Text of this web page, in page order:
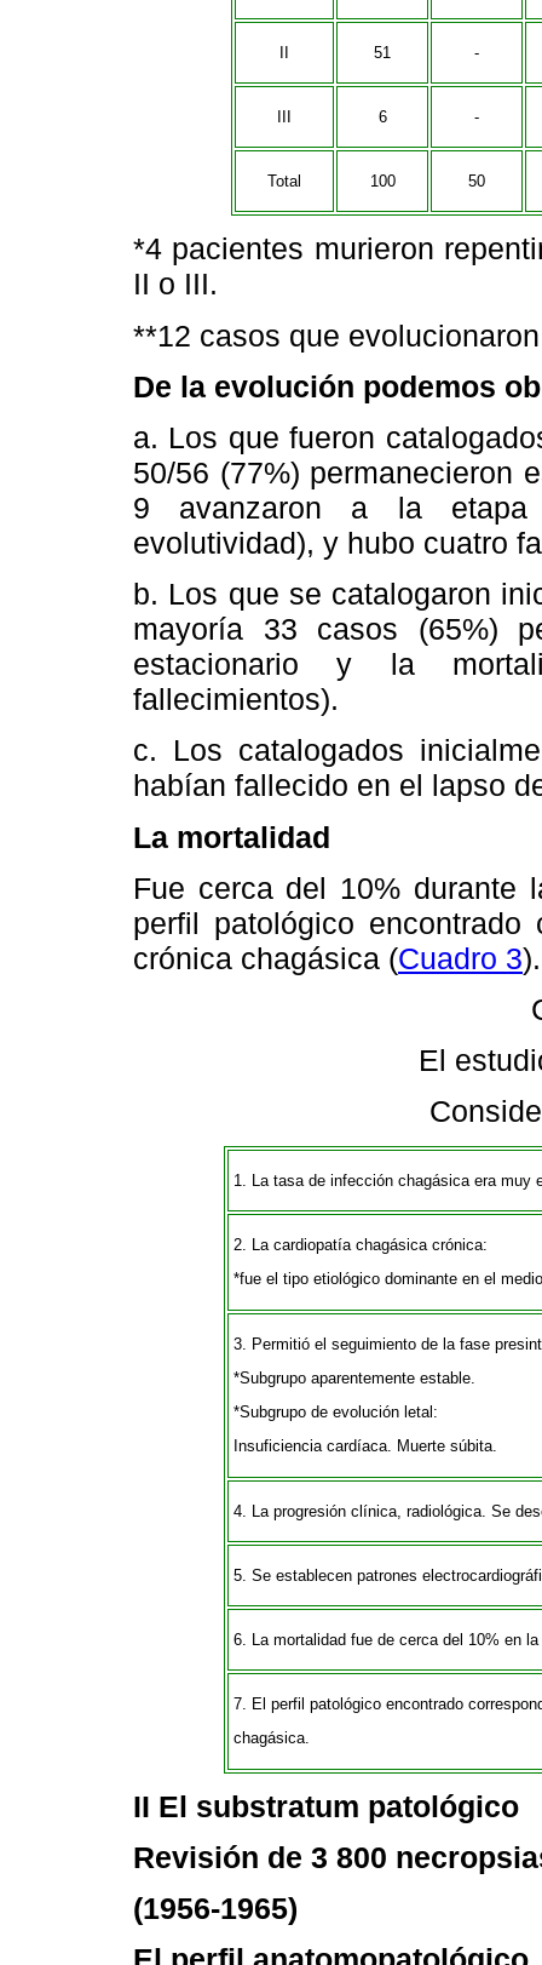
51 -
6 -
Total 100 50
*4 pacientes murieron
II o III.
**12 casos que
De la evolución podemos
a. Los que fueron
50/56 (77%) permanecieron
9 avanzaron a la etapa
evolutividad), y hubo cuatro
b. Los que se catalogaron
mayoría 33 casos (65%)
estacionario y la
fallecimientos).
c. Los catalogados
habían fallecido en el lapso
La mortalidad
Fue cerca del 10% durante
perfil patológico
crónica chagásica (Cuadro 3).
El
1. La tasa de infección chagásica era muy
2. La cardiopatía chagásica crónica:
*fue el tipo etiológico dominante en el
3. Permitió el seguimiento de la fase
*Subgrupo aparentemente estable.
*Subgrupo de evolución letal:
Insuficiencia cardíaca. Muerte súbita.
4. La progresión clínica, radiológica. Se
5. Se establecen patrones
6. La mortalidad fue de cerca del 10% en
7. El perfil patológico encontrado
chagásica.
II El substratum patológico
Revisión de 3 800
(1956-1965)